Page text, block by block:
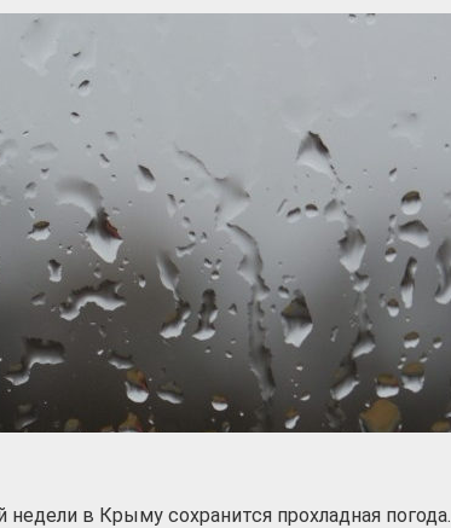
недели в Крыму сохранится прохладная погода.